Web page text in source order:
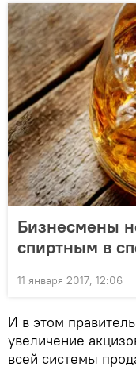
Бизнесмены
спиртным в
11 января 2017, 12:06
И в этом
увеличение
всей системы